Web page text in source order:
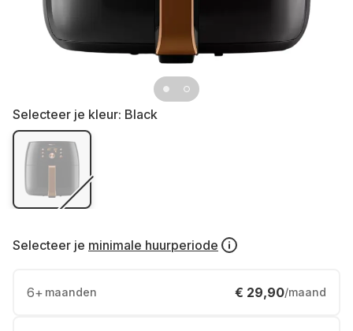
Selecteer je kleur: Black
Selecteer je minimale huurperiode
6+ maanden € 29,90/maand